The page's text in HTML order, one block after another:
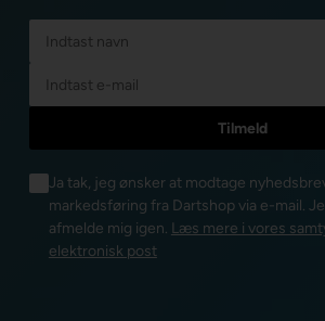
Ja tak, jeg ønsker at modtage
markedsføring fra Dartshop via e-mail.
afmelde mig igen. Læs mere i vores
elektronisk post